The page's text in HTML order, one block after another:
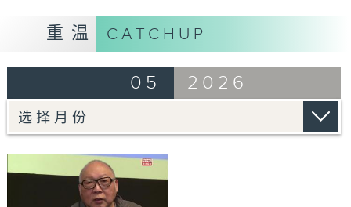
何描述世间万物的变化。
Tag: 岑逸飞,易经,中国文化,漫游百科,港台电
重温 CATCHUP
05 2026